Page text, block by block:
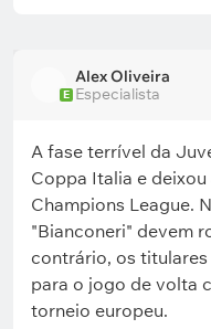
E
Alex Oliveira
Especialista
A fase terrível da
Coppa Italia e
Champions League.
"Bianconeri" devem
contrário, os
para o jogo de volta
torneio europeu.